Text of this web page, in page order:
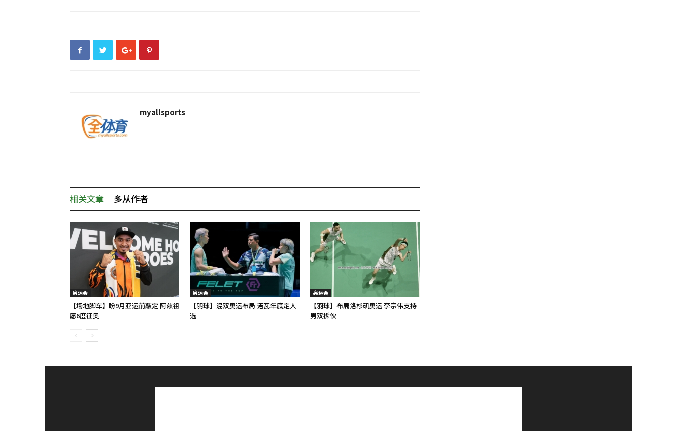
myallsports
相关文章 多从作者
奥运会
【场地脚车】盼9月亚运前敲定 阿兹祖
愿6度征奥
奥运会
【羽球】混双奥运布局 诺瓦年底定人
选
奥运会
【羽球】布局洛杉矶奥运 李宗伟支持
男双拆伙